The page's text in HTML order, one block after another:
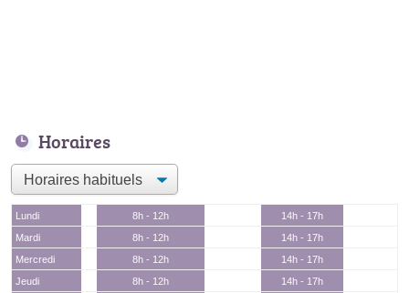
Horaires
Lundi 8h - 12h
14h - 17h
Mardi
8h - 12h
14h - 17h
Mercredi
8h - 12h
14h - 17h
Jeudi
8h - 12h
14h - 17h